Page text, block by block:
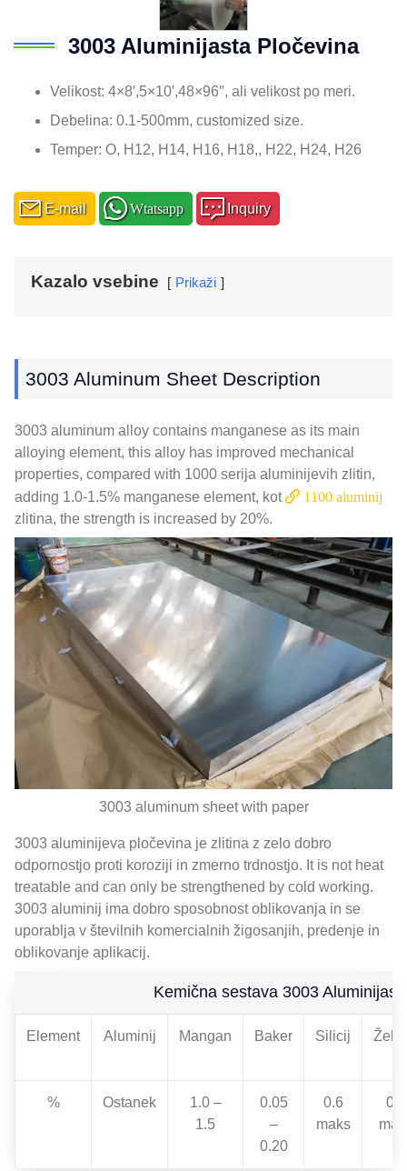
3003 Aluminijasta Pločevina
Velikost: 4×8′,5×10′,48×96″, ali velikost po meri.
Debelina: 0.1-500mm, customized size.
Temper: O, H12, H14, H16, H18,, H22, H24, H26
E-mail Wtatsapp Inquiry
Kazalo vsebine Prikaži
3003 Aluminum Sheet Description
3003 aluminum alloy contains manganese as its main
alloying element, this alloy has improved mechanical
properties, compared with 1000 serija aluminijevih zlitin,
adding 1.0-1.5% manganese element, kot 1100 aluminij
zlitina, the strength is increased by 20%.
3003 aluminum sheet with paper
3003 aluminijeva pločevina je zlitina z zelo dobro
odpornostjo proti koroziji in zmerno trdnostjo. It is not heat
treatable and can only be strengthened by cold working.
3003 aluminij ima dobro sposobnost oblikovanja in se
uporablja v številnih komercialnih žigosanjih, predenje in
oblikovanje aplikacij.
Kemična sestava 3003
Element Aluminij Mangan Baker Silicij
% Ostanek
1.0 –
1.5
0.05
–
0.20
0.6
maks
0.7